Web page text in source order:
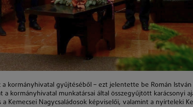
kormányhivatal gyűjtéséből – ezt jelentette be Román István
a kormányhivatal munkatársai által összegyűjtött karácsonyi
Kemecsei Nagycsaládosok képviselői, valamint a nyírteleki